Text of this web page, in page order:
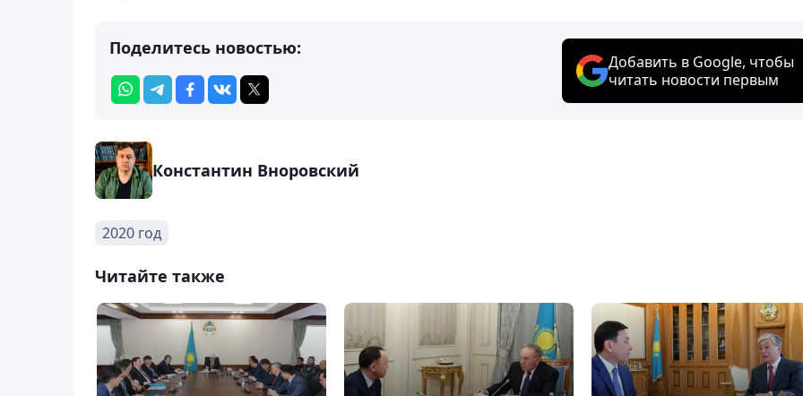
Поделитесь новостью:
Добавить в Google, чтобы
читать новости первым
Константин Вноровский
2020 год
Читайте также